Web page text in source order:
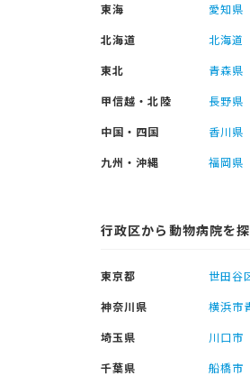
東海
愛知県
北海道
北海道
東北
青森県
甲信越・北陸
長野県
中国・四国
香川県
九州・沖縄
福岡県
行政区から動物病院を
東京都 世田谷
神奈川県
横浜市
埼玉県
川口市
千葉県
船橋市